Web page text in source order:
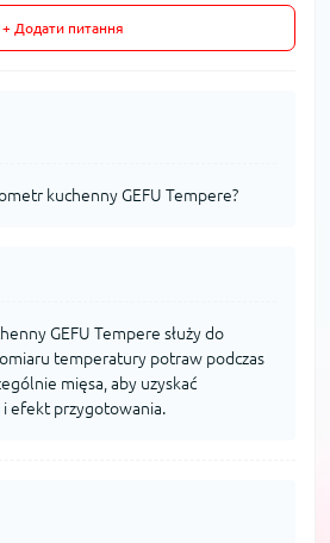
+ Додати питання
kuchenny GEFU Tempere?
GEFU Tempere służy do
temperatury potraw podczas
mięsa, aby uzyskać
i efekt przygotowania.